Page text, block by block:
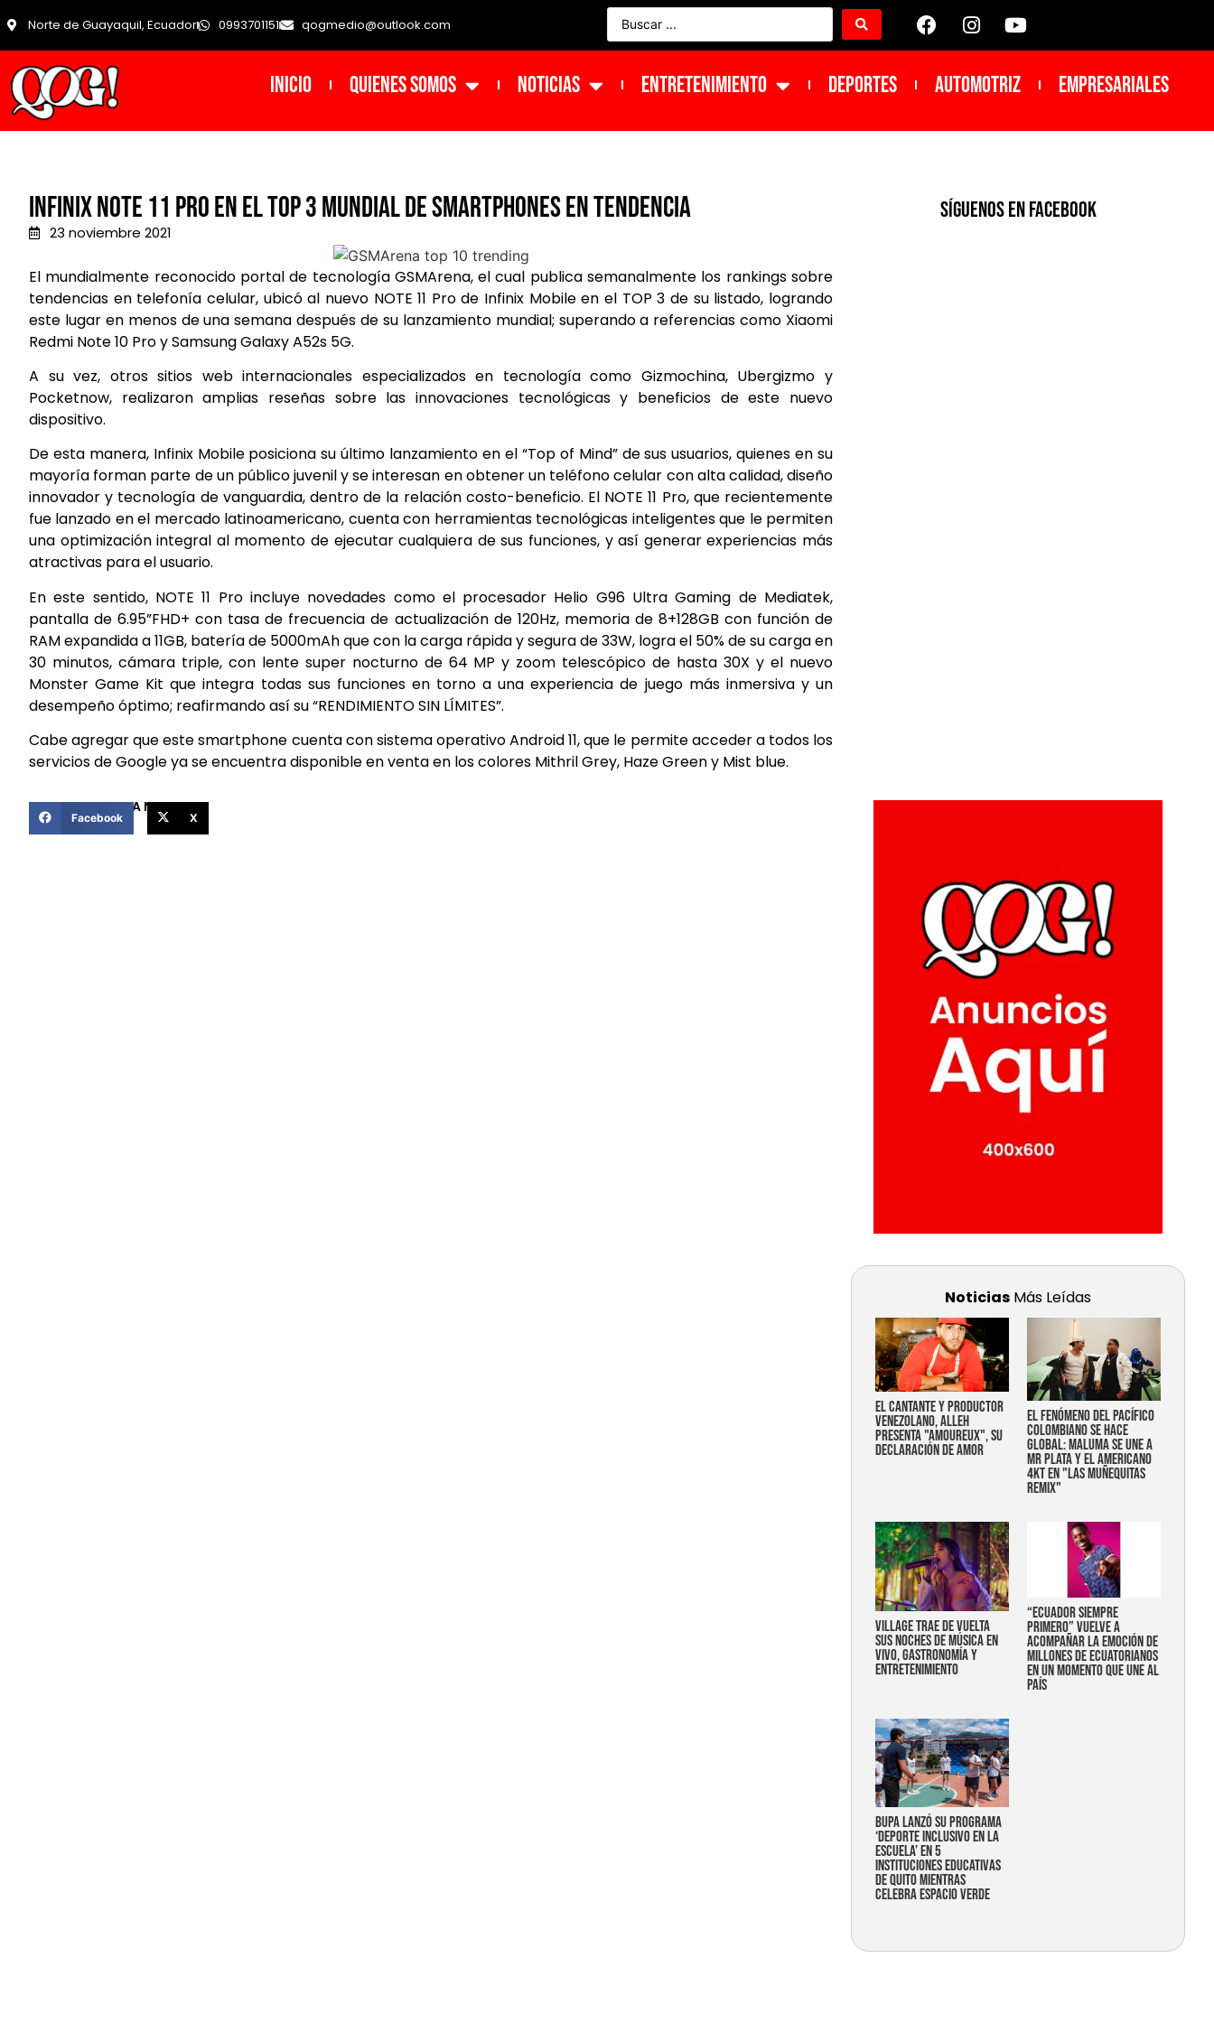
Norte de Guayaquil, Ecuador 0993701151 qogmedio@outlook.com
INICIO Quienes Somos NOTICIAS ENTRETENIMIENTO DEPORTES Automotriz Empresariales
Infinix Note 11 Pro en el top 3 mundial de smartphones en tendencia
23 noviembre 2021
El mundialmente reconocido portal de tecnología GSMArena, el cual publica semanalmente los rankings sobre
tendencias en telefonía celular, ubicó al nuevo NOTE 11 Pro de Infinix Mobile en el TOP 3 de su listado, logrando
este lugar en menos de una semana después de su lanzamiento mundial; superando a referencias como Xiaomi
Redmi Note 10 Pro y Samsung Galaxy A52s 5G.
A su vez, otros sitios web internacionales especializados en tecnología como Gizmochina, Ubergizmo y
Pocketnow, realizaron amplias reseñas sobre las innovaciones tecnológicas y beneficios de este nuevo
dispositivo.
De esta manera, Infinix Mobile posiciona su último lanzamiento en el “Top of Mind” de sus usuarios, quienes en su
mayoría forman parte de un público juvenil y se interesan en obtener un teléfono celular con alta calidad, diseño
innovador y tecnología de vanguardia, dentro de la relación costo-beneficio. El NOTE 11 Pro, que recientemente
fue lanzado en el mercado latinoamericano, cuenta con herramientas tecnológicas inteligentes que le permiten
una optimización integral al momento de ejecutar cualquiera de sus funciones, y así generar experiencias más
atractivas para el usuario.
En este sentido, NOTE 11 Pro incluye novedades como el procesador Helio G96 Ultra Gaming de Mediatek,
pantalla de 6.95”FHD+ con tasa de frecuencia de actualización de 120Hz, memoria de 8+128GB con función de
RAM expandida a 11GB, batería de 5000mAh que con la carga rápida y segura de 33W, logra el 50% de su carga en
30 minutos, cámara triple, con lente super nocturno de 64 MP y zoom telescópico de hasta 30X y el nuevo
Monster Game Kit que integra todas sus funciones en torno a una experiencia de juego más inmersiva y un
desempeño óptimo; reafirmando así su “RENDIMIENTO SIN LÍMITES”.
Cabe agregar que este smartphone cuenta con sistema operativo Android 11, que le permite acceder a todos los
servicios de Google ya se encuentra disponible en venta en los colores Mithril Grey, Haze Green y Mist blue.
COMPARTIR ESTA NOTICIA
Facebook X
SíGUENOS EN FACEBOOK
Noticias Más Leídas
EL CANTANTE Y PRODUCTOR
VENEZOLANO, ALLEH
PRESENTA "AMOUREUX", SU
DECLARACIÓN DE AMOR
EL FENÓMENO DEL PACÍFICO
COLOMBIANO SE HACE
GLOBAL: MALUMA SE UNE A
MR PLATA Y EL AMERICANO
4KT EN "LAS MUÑEQUITAS
REMIX"
Village trae de vuelta
sus noches de música en
vivo, gastronomía y
entretenimiento
“Ecuador siempre
primero” vuelve a
acompañar la emoción de
millones de ecuatorianos
en un momento que une al
país
Bupa lanzó su programa
‘Deporte Inclusivo en la
Escuela’ en 5
instituciones educativas
de Quito mientras
celebra espacio verde